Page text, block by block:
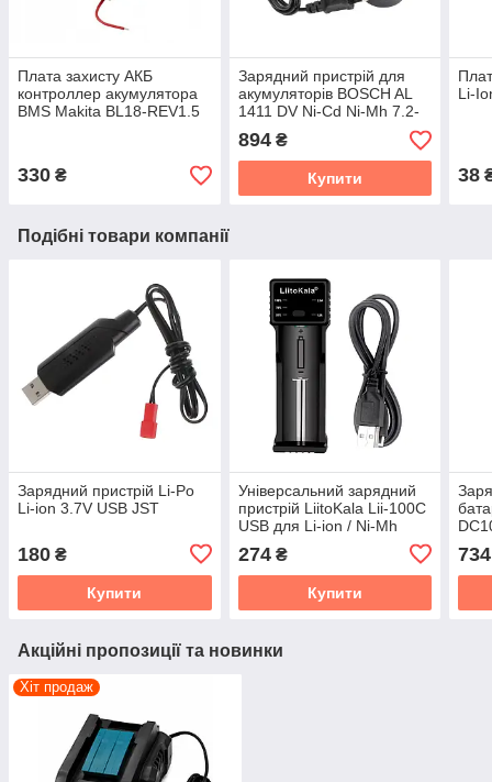
Плата захисту АКБ
контроллер акумулятора
BMS Makita BL18-REV1.5
330 ₴
Зарядний пристрій для
акумуляторів BOSCH AL
1411 DV Ni-Cd Ni-Mh 7.2-
894₴
Купити
Li-
38
Подібні товари компанії
Зарядний пристрій Li-Po
Li-ion 3.7V USB JST
180 ₴
Купити
Універсальний зарядний
пристрій LiitoKala Lii-100C
USB для Li-ion / Ni-Mh
274₴
Купити
734
Акційні пропозиції та новинки
Хіт продаж